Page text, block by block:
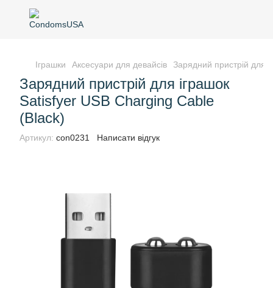
Іграшки Аксесуари для девайсів Зарядний пристрій для
Зарядний пристрій для іграшок
Satisfyer USB Charging Cable
(Black)
Артикул: con0231 Написати відгук